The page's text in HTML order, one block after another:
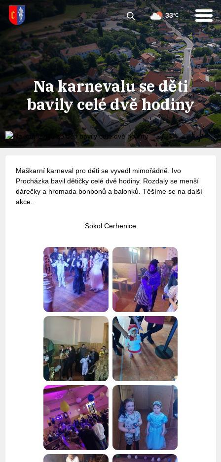
33°C
Na karnevalu se děti
bavily celé dvě hodiny
Maškarní karneval pro děti se vyvedl mimořádně. Ivo
Procházka bavil dětičky celé dvě hodiny. Rozdaly se menší
dárečky a hromada bonbonů a balonků. Těšíme se na další
akce.
Sokol Cerhenice